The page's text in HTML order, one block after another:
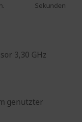
Sekunden
3,30 GHz
genutzter